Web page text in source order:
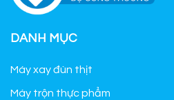
DANH MỤC
Máy xay đùn thịt
Máy trộn thực phẩm